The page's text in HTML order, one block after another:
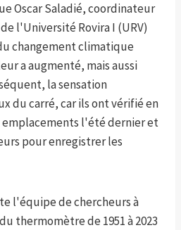
Oscar Saladié, coordinateur
l'Université Rovira I (URV)
changement climatique
a augmenté, mais aussi
la sensation
du carré, car ils ont vérifié en
l'été dernier et
pour enregistrer les
l'équipe de chercheurs à
thermomètre de 1951 à 2023